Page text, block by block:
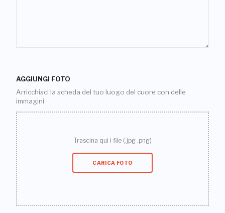
AGGIUNGI FOTO
Arricchisci la scheda del tuo luogo del cuore con delle
immagini
Trascina qui i file (.jpg .png)
CARICA FOTO